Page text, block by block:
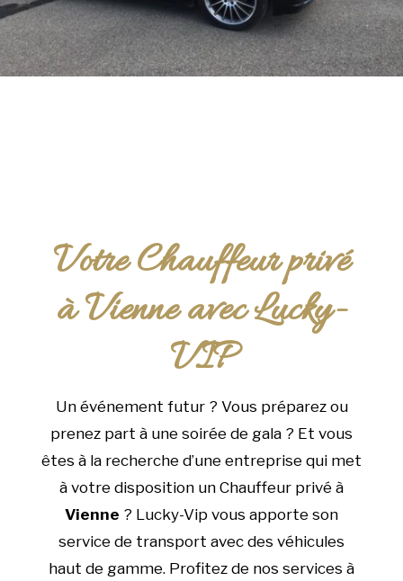
Votre Chauffeur privé
à Vienne avec Lucky-
VIP
Un événement futur ? Vous préparez ou
prenez part à une soirée de gala ? Et vous
êtes à la recherche d’une entreprise qui met
à votre disposition un Chauffeur privé à
Vienne ? Lucky-Vip vous apporte son
service de transport avec des véhicules
haut de gamme. Profitez de nos services à